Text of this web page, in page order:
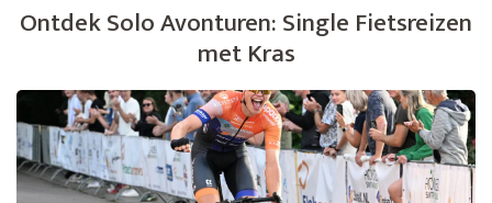
een
van
Kras
Ontdek Solo Avonturen: Single Fietsreizen
met Kras